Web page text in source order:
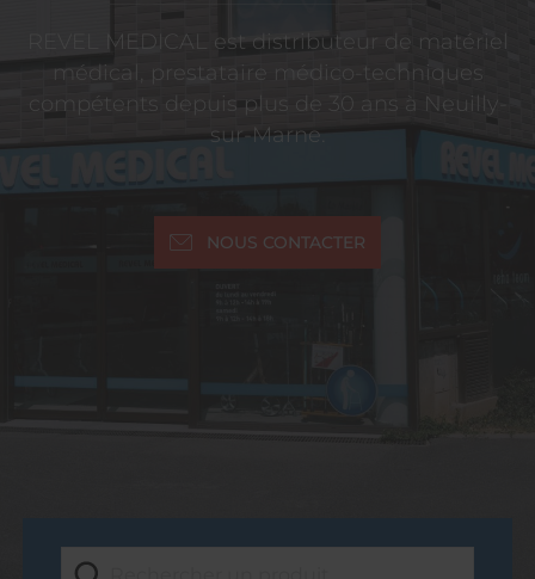
REVEL MEDICAL est distributeur de matériel
médical, prestataire médico-techniques
compétents depuis plus de 30 ans à Neuilly-
sur-Marne.
NOUS CONTACTER